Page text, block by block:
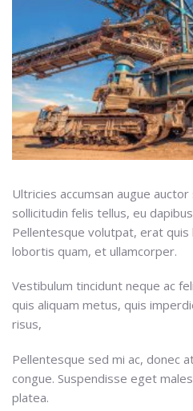
Ultricies accumsan augue
sollicitudin felis tellus, eu
Pellentesque volutpat, erat
lobortis quam, et ullamcorper.
Vestibulum tincidunt neque ac
quis aliquam metus, quis
risus,
Pellentesque sed mi ac, donec
congue. Suspendisse eget
platea.